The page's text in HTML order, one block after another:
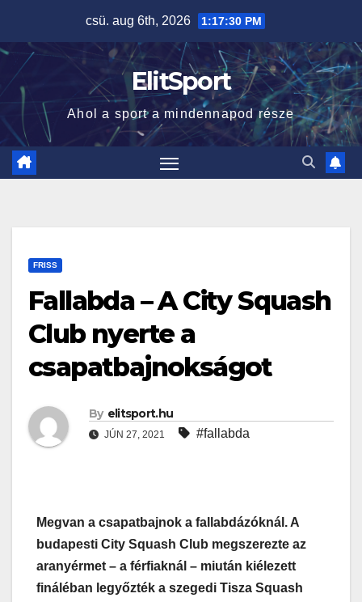
content
csü. aug 6th, 2026 1:17:31 PM
ElitSport
Ahol a sport a mindennapod része
FRISS
Fallabda – A City Squash
Club nyerte a
csapatbajnokságot
By elitsport.hu
JÚN 27, 2021 #fallabda
Megvan a csapatbajnok a fallabdázóknál. A
budapesti City Squash Club megszerezte az
aranyérmet – a férfiaknál – miután kiélezett
fináléban legyőzték a szegedi Tisza Squash